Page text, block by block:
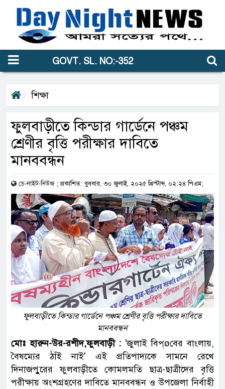
GOVT. SL. NO:-352
শিক্ষা
ফুলবাড়ীতে কিন্ডার গার্ডেনে পঞ্চম
শ্রেণীর বৃত্তি পরীক্ষার দাবিতে
মানববন্ধন
ডে-নাইট-নিউজ ; প্রকাশিত: বুধবার, ৩০ জুলাই, ২০২৫ খ্রিস্টাব্দ, ০২:২৪ পিএম;
ফুলবাড়ীতে কিন্ডার গার্ডেনে পঞ্চম শ্রেণীর বৃত্তি পরীক্ষার দাবিতে
মানববন্ধন
মোঃ হারুন-উর-রশীদ,ফুলবাড়ী : 'জুলাই বিপ্øবের বাংলায়,
বৈষম্যের ঠাঁই নাই' এই প্রতিপাদ্যকে সামনে রেখে
দিনাজপুুরের ফুলবাড়ীতে কোমলমতি ছাত্র-ছাত্রীদের বৃত্তি
পরীক্ষায় অংশগ্রহণের দাবিতে মানববন্ধন ও উপজেলা নির্বাহী